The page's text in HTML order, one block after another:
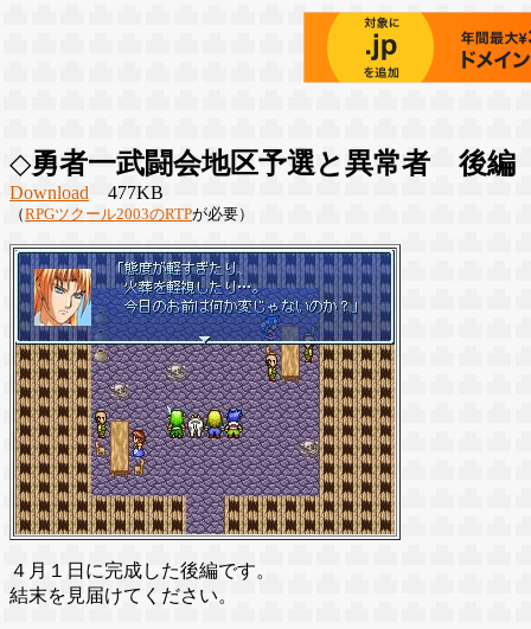
◇勇者一武闘会地区予選と異常者 後編
Download 477KB
（RPGツクール2003のRTPが必要）
４月１日に完成した後編です。
結末を見届けてください。